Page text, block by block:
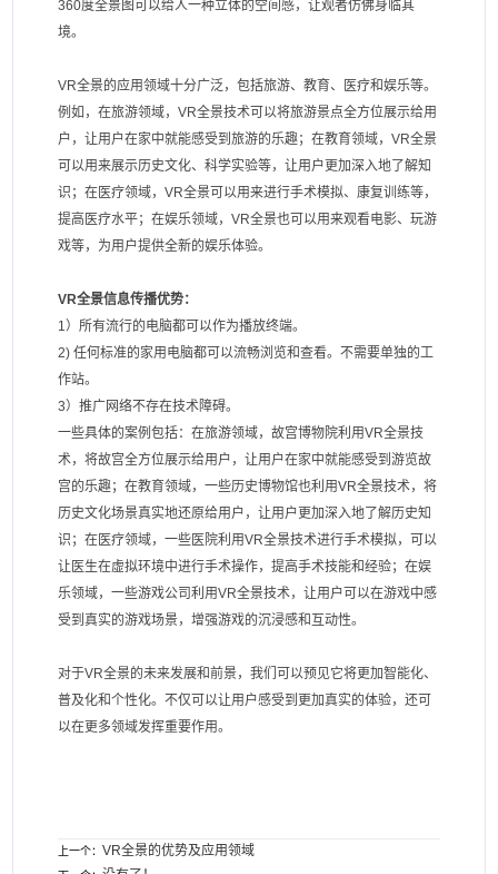
360度全景图可以给人一种立体的空间感，让观者仿佛身临其
境。
VR全景的应用领域十分广泛，包括旅游、教育、医疗和娱乐等。
例如，在旅游领域，VR全景技术可以将旅游景点全方位展示给用
户，让用户在家中就能感受到旅游的乐趣；在教育领域，VR全景
可以用来展示历史文化、科学实验等，让用户更加深入地了解知
识；在医疗领域，VR全景可以用来进行手术模拟、康复训练等，
提高医疗水平；在娱乐领域，VR全景也可以用来观看电影、玩游
戏等，为用户提供全新的娱乐体验。
VR全景信息传播优势：
1）所有流行的电脑都可以作为播放终端。
2) 任何标准的家用电脑都可以流畅浏览和查看。不需要单独的工
作站。
3）推广网络不存在技术障碍。
一些具体的案例包括：在旅游领域，故宫博物院利用VR全景技
术，将故宫全方位展示给用户，让用户在家中就能感受到游览故
宫的乐趣；在教育领域，一些历史博物馆也利用VR全景技术，将
历史文化场景真实地还原给用户，让用户更加深入地了解历史知
识；在医疗领域，一些医院利用VR全景技术进行手术模拟，可以
让医生在虚拟环境中进行手术操作，提高手术技能和经验；在娱
乐领域，一些游戏公司利用VR全景技术，让用户可以在游戏中感
受到真实的游戏场景，增强游戏的沉浸感和互动性。
对于VR全景的未来发展和前景，我们可以预见它将更加智能化、
普及化和个性化。不仅可以让用户感受到更加真实的体验，还可
以在更多领域发挥重要作用。
上一个：VR全景的优势及应用领域